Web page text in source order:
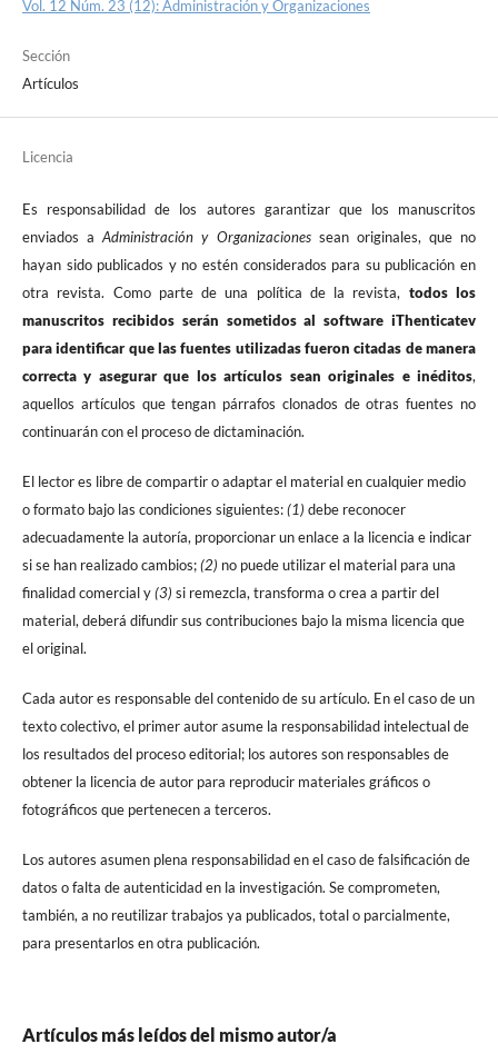
Vol. 12 Núm. 23 (12): Administración y Organizaciones
Sección
Artículos
Licencia
Es responsabilidad de los autores garantizar que los manuscritos
enviados aAdministración y Organizaciones sean originales, que no
hayan sido publicados y no estén considerados para su publicación en
otra revista. Como parte de una política de la revista, todos los
manuscritos recibidos serán sometidos al software iThenticatev
para identificar que las fuentes utilizadas fueron citadas de manera
correcta y asegurar que los artículos sean originales e inéditos,
aquellos artículos que tengan párrafos clonados de otras fuentes no
continuarán con el proceso de dictaminación.
El lector es libre de compartir o adaptar el material en cualquier medio
o formato bajo las condiciones siguientes:(1) debe reconocer
adecuadamente la autoría, proporcionar un enlace a la licencia e indicar
si se han realizado cambios;(2) no puede utilizar el material para una
finalidad comercial y(3) si remezcla, transforma o crea a partir del
material, deberá difundir sus contribuciones bajo la misma licencia que
el original.
Cada autor es responsable del contenido de su artículo. En el caso de un
texto colectivo, el primer autor asume la responsabilidad intelectual de
los resultados del proceso editorial; los autores son responsables de
obtener la licencia de autor para reproducir materiales gráficos o
fotográficos que pertenecen a terceros.
Los autores asumen plena responsabilidad en el caso de falsificación de
datos o falta de autenticidad en la investigación. Se comprometen,
también, a no reutilizar trabajos ya publicados, total o parcialmente,
para presentarlos en otra publicación.
Artículos más leídos del mismo autor/a